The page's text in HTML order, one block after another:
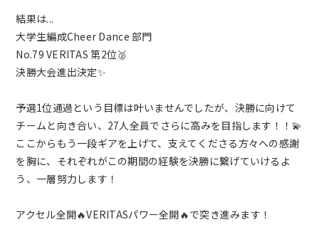
新着情報
ブログ
お問い合わせ
よくあるご質問
結果は...
大学生編成Cheer Dance 部門
No.79 VERITAS 第2位🥈
決勝大会進出決定✨️
予選1位通過という目標は叶いませんでしたが、決勝に向けて
チームと向き合い、27人全員でさらに高みを目指します！！💫
ここからもう一段ギアを上げて、支えてくださる方々への感謝
を胸に、それぞれがこの期間の経験を決勝に繋げていけるよ
う、一層努力します！
アクセル全開🔥VERITASパワー全開🔥で突き進みます！